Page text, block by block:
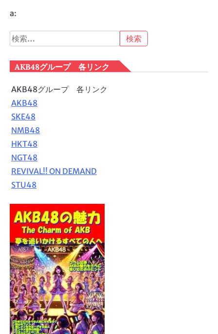
a:
検
索:
AKB48グループ 各リンク
AKB48グループ 各リンク
AKB48
SKE48
NMB48
HKT48
NGT48
REVIVAL!! ON DEMAND
STU48